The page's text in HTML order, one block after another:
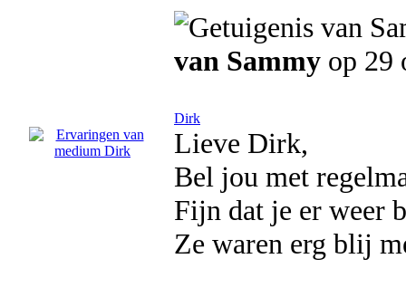
van Sammy op 29
Dirk
Lieve Dirk,
Bel jou met
Fijn dat je er weer
Ze waren erg blij